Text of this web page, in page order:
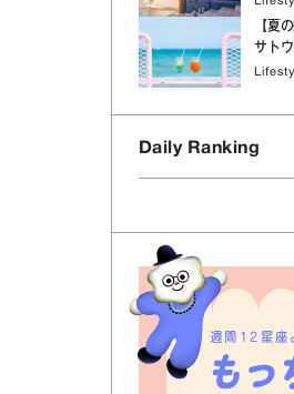
【夏
サト
Daily Ranking
週間12星座